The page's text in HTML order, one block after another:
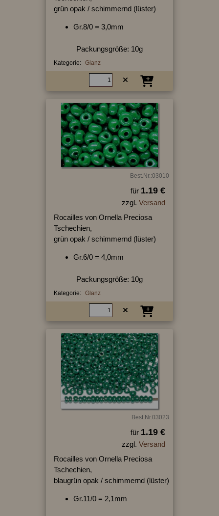
grün opak / schimmernd (lüster)
Gr.8/0 = 3,0mm
Packungsgröße: 10g
Kategorie: Glanz
Best.Nr.:03010
für 1.19 €
zzgl. Versand
Rocailles von Ornella Preciosa
Tschechien,
grün opak / schimmernd (lüster)
Gr.6/0 = 4,0mm
Packungsgröße: 10g
Kategorie: Glanz
Best.Nr.03023
für 1.19 €
zzgl. Versand
Rocailles von Ornella Preciosa
Tschechien,
blaugrün opak / schimmernd (lüster)
Gr.11/0 = 2,1mm